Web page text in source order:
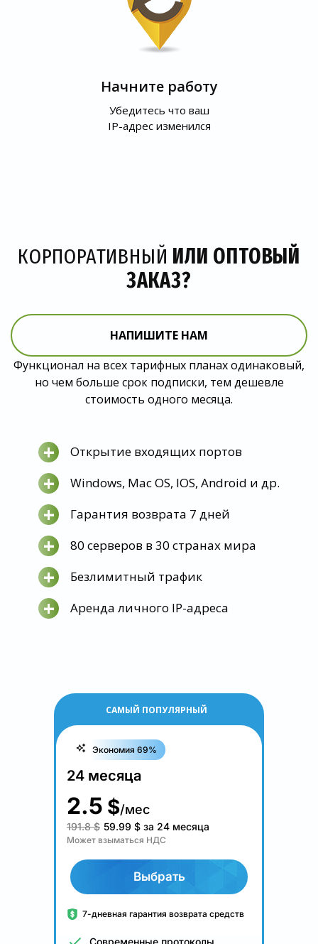
Начните работу
Убедитесь что ваш
IP-адрес изменился
КОРПОРАТИВНЫЙ ИЛИ ОПТОВЫЙ
ЗАКАЗ?
НАПИШИТЕ НАМ
Функционал на всех тарифных планах одинаковый,
но чем больше срок подписки, тем дешевле
стоимость одного месяца.
+ Открытие входящих портов
+ Windows, Mac OS, IOS, Android и др.
+ Гарантия возврата 7 дней
+ 80 серверов в 30 странах мира
+ Безлимитный трафик
+ Аренда личного IP-адреса
САМЫЙ ПОПУЛЯРНЫЙ
Экономия 69%
24 месяца
2.5 $/мес
191.8 $ 59.99 $ за 24 месяца
Может взыматься НДС
Выбрать
7-дневная гарантия возврата средств